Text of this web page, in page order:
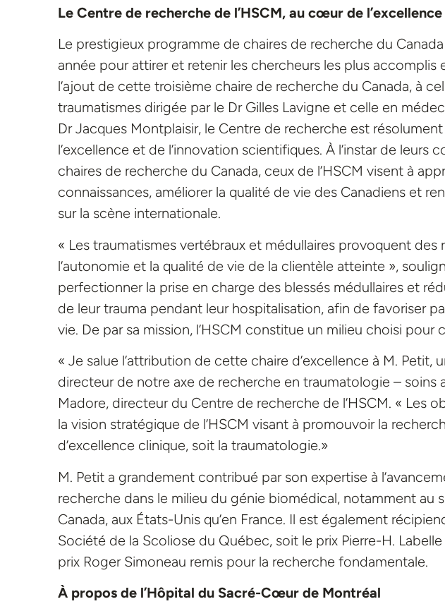
Le Centre de recherche de l’HSCM, au cœur de
Le prestigieux programme de chaires de recherche du
année pour attirer et retenir les chercheurs les plus
l’ajout de cette troisième chaire de recherche du Canada, à
traumatismes dirigée par le Dr Gilles Lavigne et celle en
Dr Jacques Montplaisir, le Centre de recherche est
l’excellence et de l’innovation scientifiques. À l’instar de leurs
chaires de recherche du Canada, ceux de l’HSCM visent à
connaissances, améliorer la qualité de vie des Canadiens et
sur la scène internationale.
« Les traumatismes vertébraux et médullaires provoquent des
l’autonomie et la qualité de vie de la clientèle atteinte »,
perfectionner la prise en charge des blessés médullaires et
de leur trauma pendant leur hospitalisation, afin de favoriser
vie. De par sa mission, l’HSCM constitue un milieu choisi pour
« Je salue l’attribution de cette chaire d’excellence à M. Petit,
directeur de notre axe de recherche en traumatologie – soins
Madore, directeur du Centre de recherche de l’HSCM. « Les
la vision stratégique de l’HSCM visant à promouvoir la
d’excellence clinique, soit la traumatologie.»
M. Petit a grandement contribué par son expertise à
recherche dans le milieu du génie biomédical, notamment au
Canada, aux États-Unis qu’en France. Il est également
Société de la Scoliose du Québec, soit le prix Pierre-H.
prix Roger Simoneau remis pour la recherche fondamentale.
À propos de l’Hôpital du Sacré-Cœur de Montréal